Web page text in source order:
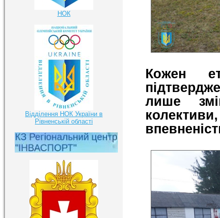
Кожен
лише
НОК
Відділення НОК України в
Рівненській області